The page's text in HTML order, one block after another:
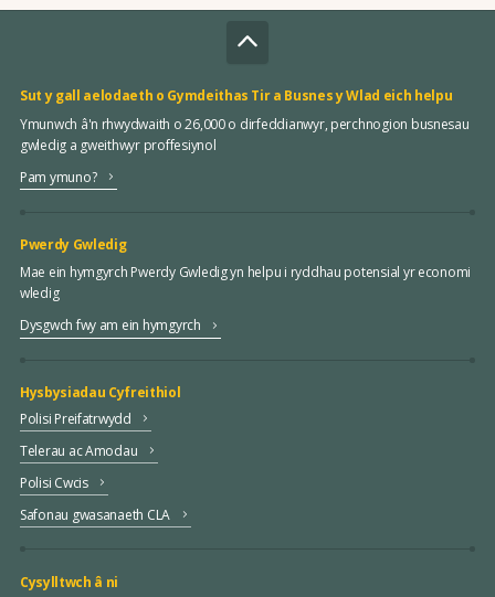
Sut y gall aelodaeth o Gymdeithas Tir a Busnes y Wlad eich helpu
Ymunwch â'n rhwydwaith o 26,000 o dirfeddianwyr, perchnogion busnesau
gwledig a gweithwyr proffesiynol
Pam ymuno?
Pwerdy Gwledig
Mae ein hymgyrch Pwerdy Gwledig yn helpu i ryddhau potensial yr economi
wledig
Dysgwch fwy am ein hymgyrch
Hysbysiadau Cyfreithiol
Polisi Preifatrwydd
Telerau ac Amodau
Polisi Cwcis
Safonau gwasanaeth CLA
Cysylltwch â ni